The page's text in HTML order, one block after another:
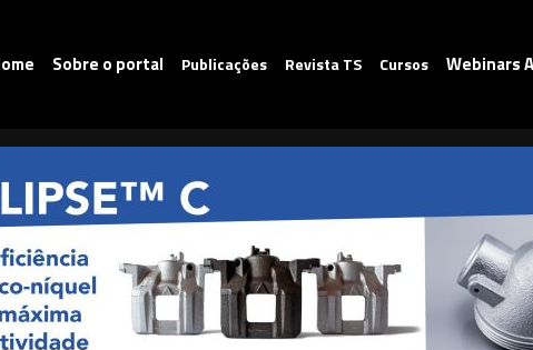
Sobre o portal Publicações Revista TS Cursos Webinars